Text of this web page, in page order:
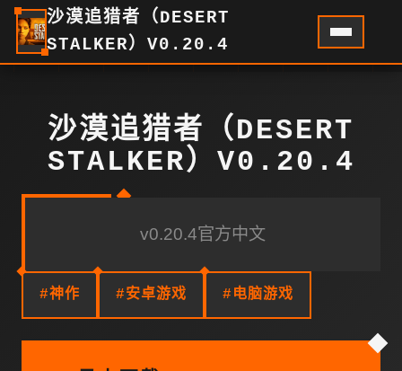
沙漠追猎者（DESERT
STALKER）V0.20.4
沙漠追猎者（DESERT
STALKER）V0.20.4
v0.20.4官方中文
#神作 #安卓游戏 #电脑游戏